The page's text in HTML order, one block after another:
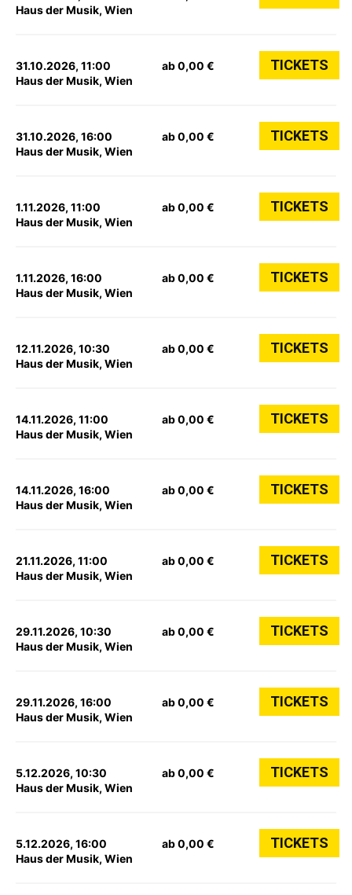
Haus der Musik, Wien
31.10.2026, 11:00
Haus der Musik, Wien
ab 0,00 € TICKETS
31.10.2026, 16:00
Haus der Musik, Wien
ab 0,00 € TICKETS
1.11.2026, 11:00
Haus der Musik, Wien
ab 0,00 € TICKETS
1.11.2026, 16:00
Haus der Musik, Wien
ab 0,00 € TICKETS
12.11.2026, 10:30
Haus der Musik, Wien
ab 0,00 € TICKETS
14.11.2026, 11:00
Haus der Musik, Wien
ab 0,00 € TICKETS
14.11.2026, 16:00
Haus der Musik, Wien
ab 0,00 € TICKETS
21.11.2026, 11:00
Haus der Musik, Wien
ab 0,00 € TICKETS
29.11.2026, 10:30
Haus der Musik, Wien
ab 0,00 € TICKETS
29.11.2026, 16:00
Haus der Musik, Wien
ab 0,00 € TICKETS
5.12.2026, 10:30
Haus der Musik, Wien
ab 0,00 € TICKETS
5.12.2026, 16:00
Haus der Musik, Wien
ab 0,00 € TICKETS